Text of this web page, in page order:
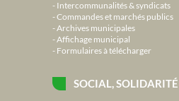
Intercommunalités & syndicats
Commandes et marchés publics
Archives municipales
Affichage municipal
Formulaires à télécharger
SOCIAL,